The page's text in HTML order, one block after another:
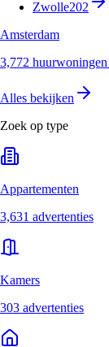
Zwolle202
Amsterdam
3,772
Alles bekijken
Zoek op type
Appartementen
3,631 advertenties
Kamers
303 advertenties